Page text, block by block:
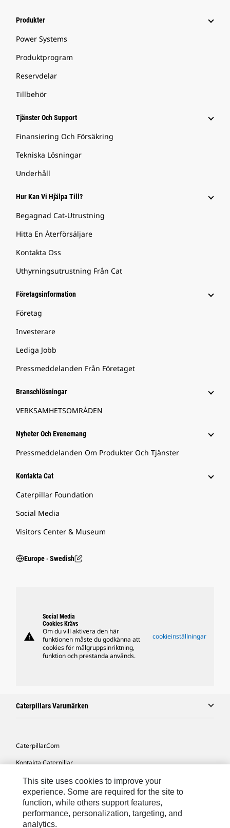
Produkter
Power Systems
Produktprogram
Reservdelar
Tillbehör
Tjänster Och Support
Finansiering Och Försäkring
Tekniska Lösningar
Underhåll
Hur Kan Vi Hjälpa Till?
Begagnad Cat-Utrustning
Hitta En Återförsäljare
Kontakta Oss
Uthyrningsutrustning Från Cat
Företagsinformation
Företag
Investerare
Lediga Jobb
Pressmeddelanden Från Företaget
Branschlösningar
VERKSAMHETSOMRÅDEN
Nyheter Och Evenemang
Pressmeddelanden Om Produkter Och Tjänster
Kontakta Cat
Caterpillar Foundation
Social Media
Visitors Center & Museum
Europe ‧ Swedish
warning
Social Media
Cookies Krävs
Om du vill aktivera den här
funktionen måste du godkänna att
cookies för målgruppsinriktning,
funktion och prestanda används.
cookieinställningar
Caterpillars Varumärken
Caterpillar.com
Kontakta Caterpillar
Mina Marknadsföringspreferenser
Platskarta
Cookie Settings
This site uses cookies to improve your
experience. Some are required for the site to
function, while others support features,
performance, personalization, targeting, and
analytics.